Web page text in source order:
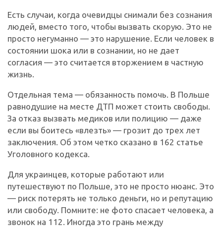
Есть случаи, когда очевидцы снимали без сознания
людей, вместо того, чтобы вызвать скорую. Это не
просто негуманно — это нарушение. Если человек в
состоянии шока или в сознании, но не дает
согласия — это считается вторжением в частную
жизнь.
Отдельная тема — обязанность помочь. В Польше
равнодушие на месте ДТП может стоить свободы.
За отказ вызвать медиков или полицию — даже
если вы боитесь «влезть» — грозит до трех лет
заключения. Об этом четко сказано в 162 статье
Уголовного кодекса.
Для украинцев, которые работают или
путешествуют по Польше, это не просто нюанс. Это
— риск потерять не только деньги, но и репутацию
или свободу. Помните: не фото спасает человека, а
звонок на 112. Иногда это грань между